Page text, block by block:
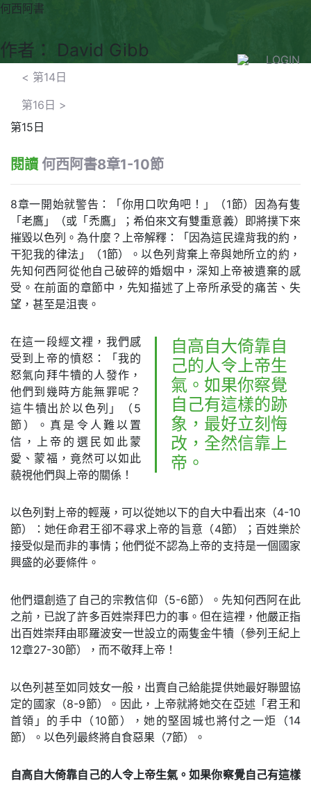
LOGIN
何西阿書
作者： David Gibb
< 第14日
第16日 >
第15日
閱讀 何西阿書8章1-10節
8章一開始就警告：「你用口吹角吧！」（1節）因為有隻
「老鷹」（或「禿鷹」；希伯來文有雙重意義）即將撲下來
摧毀以色列。為什麼？上帝解釋：「因為這民違背我的約，
干犯我的律法」（1節）。以色列背棄上帝與她所立的約，
先知何西阿從他自己破碎的婚姻中，深知上帝被遺棄的感
受。在前面的章節中，先知描述了上帝所承受的痛苦、失
望，甚至是沮喪。
自高自大倚靠自
己的人令上帝生
氣。如果你察覺
自己有這樣的跡
象，最好立刻悔
改，全然信靠上
帝。
在這一段經文裡，我們感
受到上帝的憤怒：「我的
怒氣向拜牛犢的人發作，
他們到幾時方能無罪呢？
這牛犢出於以色列」（5
節）。真是令人難以置
信，上帝的選民如此蒙
愛、蒙福，竟然可以如此
藐視他們與上帝的關係！
以色列對上帝的輕蔑，可以從她以下的自大中看出來（4-10
節）：她任命君王卻不尋求上帝的旨意（4節）；百姓樂於
接受似是而非的事情；他們從不認為上帝的支持是一個國家
興盛的必要條件。
他們還創造了自己的宗教信仰（5-6節）。先知何西阿在此
之前，已說了許多百姓崇拜巴力的事。但在這裡，他嚴正指
出百姓崇拜由耶羅波安一世設立的兩隻金牛犢（參列王紀上
12章27-30節），而不敬拜上帝！
以色列甚至如同妓女一般，出賣自己給能提供她最好聯盟協
定的國家（8-9節）。因此，上帝就將她交在亞述「君王和
首領」的手中（10節），她的堅固城也將付之一炬（14
節）。以色列最終將自食惡果（7節）。
自高自大倚靠自己的人令上帝生氣。如果你察覺自己有這樣